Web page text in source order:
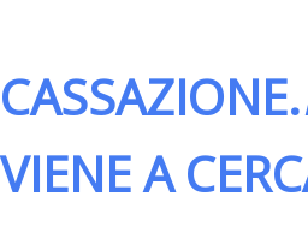
CASSAZIONE.
VIENE A